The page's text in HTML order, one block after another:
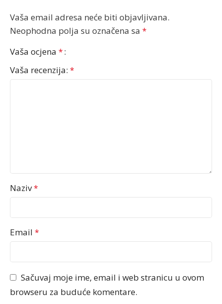
Vaša email adresa neće biti objavljivana.
Neophodna polja su označena sa *
Vaša ocjena *
Vaša recenzija: *
Naziv*
Email *
Sačuvaj moje ime, email i web stranicu u ovom
browseru za buduće komentare.